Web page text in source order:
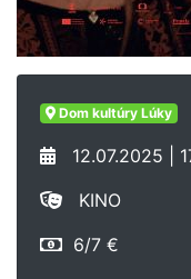
Dom kultúry Lúky
12.07.2025 |
KINO
6/7 €